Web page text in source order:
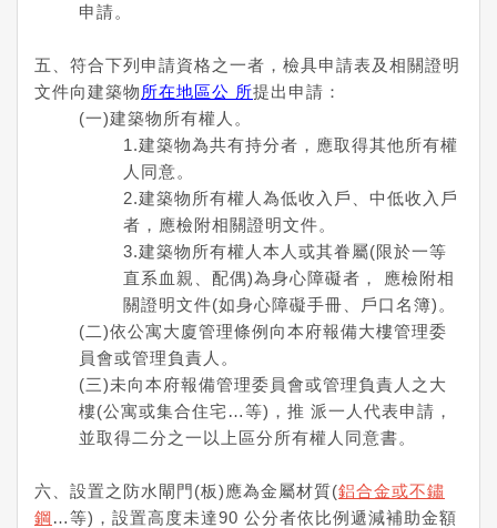
申請。
五、符合下列申請資格之一者，檢具申請表及相關證明
文件向建築物 所在地區公 所提出申請：
(一)建築物所有權人。
1.建築物為共有持分者，應取得其他所有權
人同意。
2.建築物所有權人為低收入戶、中低收入戶
者，應檢附相關證明文件。
3.建築物所有權人本人或其眷屬(限於一等
直系血親、配偶)為身心障礙者， 應檢附相
關證明文件(如身心障礙手冊、戶口名簿)。
(二)依公寓大廈管理條例向本府報備大樓管理委
員會或管理負責人。
(三)未向本府報備管理委員會或管理負責人之大
樓(公寓或集合住宅…等)，推 派一人代表申請，
並取得二分之一以上區分所有權人同意書。
六、設置之防水閘門(板)應為金屬材質(鋁合金或不鏽
鋼…等)，設置高度未達90 公分者依比例遞減補助金額